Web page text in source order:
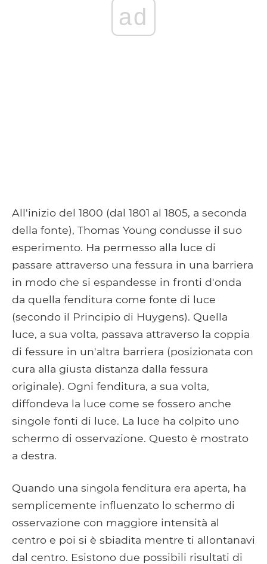
ad
All'inizio del 1800 (dal 1801 al 1805, a seconda
della fonte), Thomas Young condusse il suo
esperimento. Ha permesso alla luce di
passare attraverso una fessura in una barriera
in modo che si espandesse in fronti d'onda
da quella fenditura come fonte di luce
(secondo il Principio di Huygens). Quella
luce, a sua volta, passava attraverso la coppia
di fessure in un'altra barriera (posizionata con
cura alla giusta distanza dalla fessura
originale). Ogni fenditura, a sua volta,
diffondeva la luce come se fossero anche
singole fonti di luce. La luce ha colpito uno
schermo di osservazione. Questo è mostrato
a destra.
Quando una singola fenditura era aperta, ha
semplicemente influenzato lo schermo di
osservazione con maggiore intensità al
centro e poi si è sbiadita mentre ti allontanavi
dal centro. Esistono due possibili risultati di